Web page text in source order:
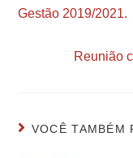
Gestão 2019/2021.
Reunião
VOCÊ TAMBÉM